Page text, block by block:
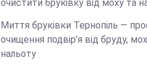
очистити бруківку від моху та
Миття бруківки Тернопіль —
очищення подвір’я від бруду,
нальоту